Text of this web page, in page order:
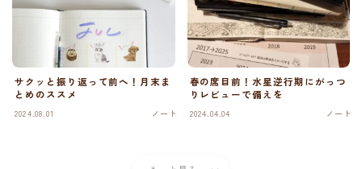
サクッと振り返って前へ！月末ま
とめのススメ
2024.08.01 ノート
春の席目前！水星逆行期にがっつ
りレビューで備えを
2024.04.04 ノート